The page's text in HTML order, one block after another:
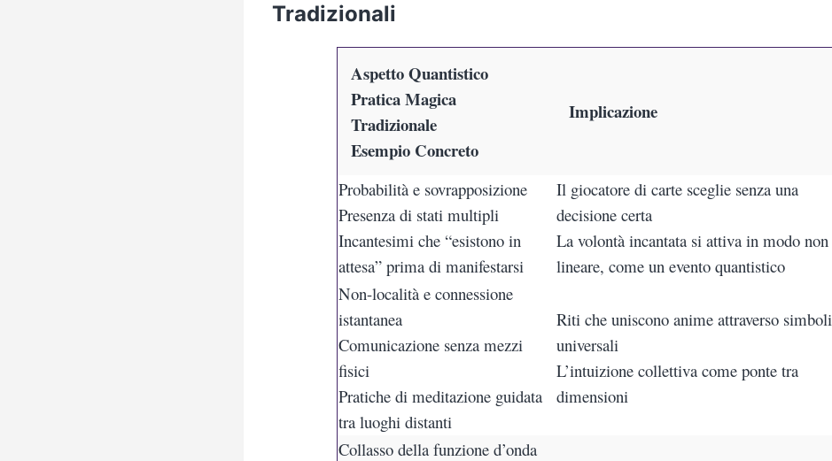
Tradizionali
Aspetto Quantistico
Pratica Magica
Tradizionale
Esempio Concreto
Implicazione
Probabilità e sovrapposizione
Presenza di stati multipli
Incantesimi che “esistono in
attesa” prima di manifestarsi
Il giocatore di carte sceglie senza una
decisione certa
La volontà incantata si attiva in modo non
lineare, come un evento quantistico
Non-località e connessione
istantanea
Comunicazione senza mezzi
fisici
Pratiche di meditazione guidata
tra luoghi distanti
Riti che uniscono anime attraverso simboli
universali
L’intuizione collettiva come ponte tra
dimensioni
Collasso della funzione d’onda